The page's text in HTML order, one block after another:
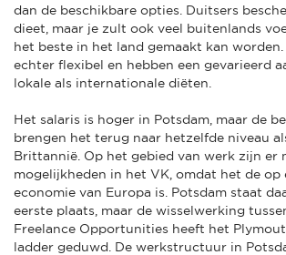
dan de beschikbare opties. Duitsers
dieet, maar je zult ook veel buitenlands
het beste in het land gemaakt kan
echter flexibel en hebben een gevarieerd
lokale als internationale diëten.
Het salaris is hoger in Potsdam, maar de
brengen het terug naar hetzelfde niveau
Brittannië. Op het gebied van werk zijn er
mogelijkheden in het VK, omdat het de op
economie van Europa is. Potsdam staat
eerste plaats, maar de wisselwerking
Freelance Opportunities heeft het
ladder geduwd. De werkstructuur in